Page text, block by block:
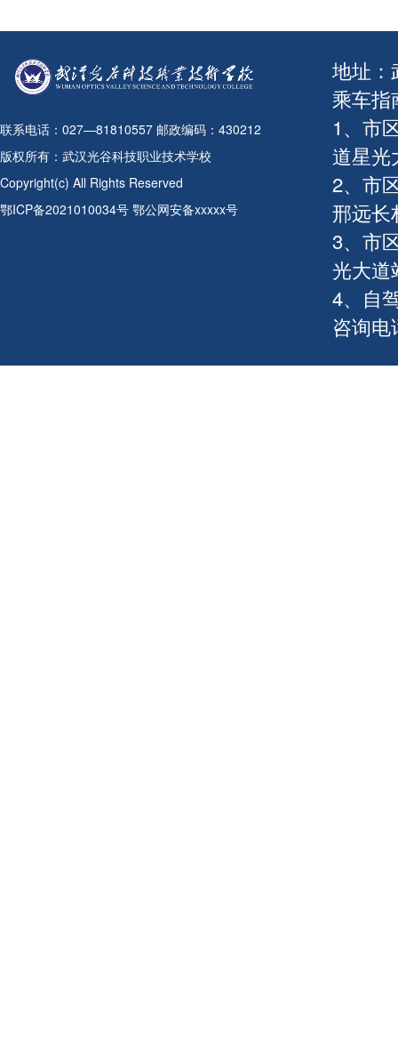
联系电话：027—81810557 邮政编码：430212
版权所有：武汉光谷科技职业技术学校
Copyright(c) All Rights Reserved
鄂ICP备2021010034号 鄂公网安备xxxxx号
地址：
乘车指
1、市
道星光
2、市
邢远长
3、市
光大道
4、自
咨询电